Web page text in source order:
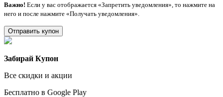
Важно! Если у вас отображается «Запретить уведомления», то нажмите на
него и после нажмите «Получать уведомления».
Отправить купон
Забирай Купон
Все скидки и акции
Бесплатно в Google Play